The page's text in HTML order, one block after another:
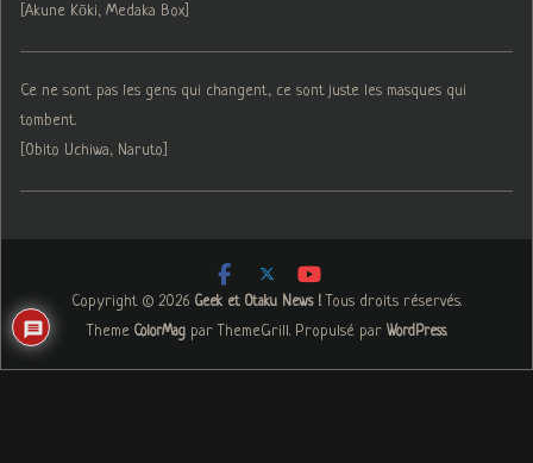
[Akune Kōki, Medaka Box]
Ce ne sont pas les gens qui changent, ce sont juste les masques qui
tombent.
[Obito Uchiwa, Naruto]
Copyright © 2026 Geek et Otaku News !. Tous droits réservés.
Theme ColorMagpar ThemeGrill. Propulsé par WordPress.